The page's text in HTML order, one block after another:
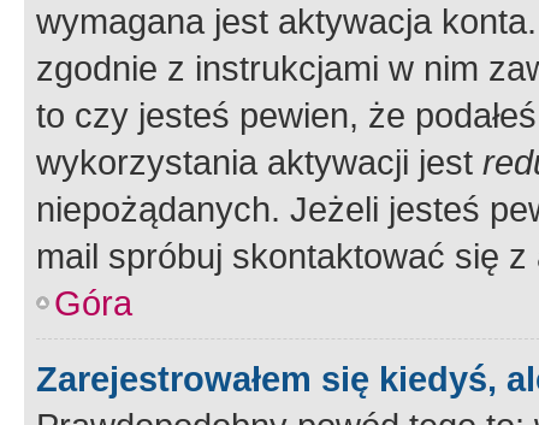
wymagana jest aktywacja
zgodnie z instrukcjami w nim
to czy jesteś pewien, że
wykorzystania aktywacji jest
niepożądanych. Jeżeli jesteś
mail spróbuj skontaktować się
Góra
Zarejestrowałem się kiedyś,